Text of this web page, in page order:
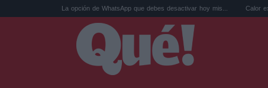
La opción de WhatsApp que debes desactivar hoy mis... Calor extremo y